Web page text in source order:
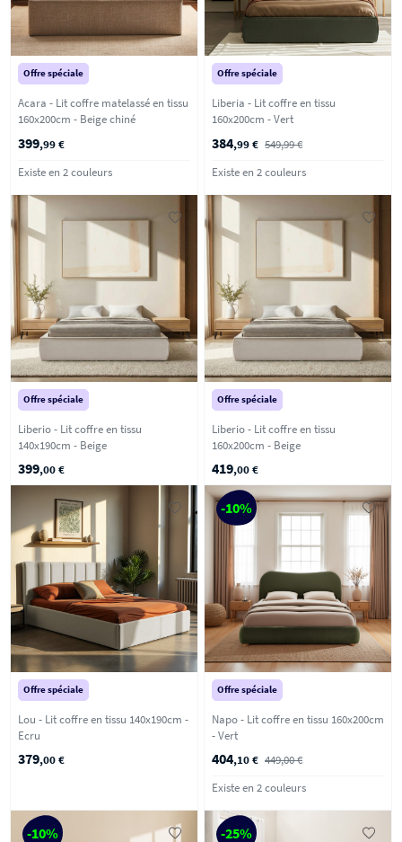
Offre spéciale
Acara - Lit coffre matelassé en tissu
160x200cm - Beige chiné
399,99 €
Existe en 2 couleurs
Offre spéciale
Liberia - Lit coffre en tissu
160x200cm - Vert
384,99 € 549,99 €
Existe en 2 couleurs
Offre spéciale
Liberio - Lit coffre en tissu
140x190cm - Beige
399,00 €
Offre spéciale
Liberio - Lit coffre en tissu
160x200cm - Beige
419,00 €
Offre spéciale
Lou - Lit coffre en tissu 140x190cm -
Ecru
379,00 €
-10%
Offre spéciale
Napo - Lit coffre en tissu 160x200cm
- Vert
404,10 € 449,00 €
Existe en 2 couleurs
-10% -25%